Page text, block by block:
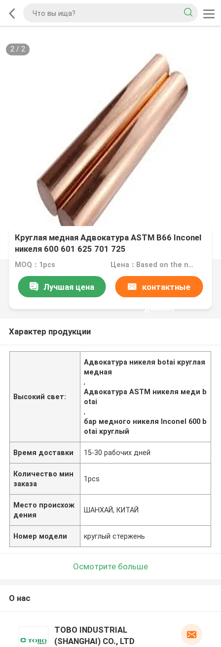
2/ 2
Круглая медная Адвокатура ASTM B66 Inconel
никеля 600 601 625 701 725
MOQ：1pcs Цена：Based on the number
Лучшая цена контактные
данные
Характер продукции
Высокий свет:
Адвокатура никеля botai круглая
медная
,
Адвокатура ASTM никеля меди b
otai
,
бар медного никеля Inconel 600 b
otai круглый
Время доставки 15-30 рабочих дней
Количество мин
заказа
1pcs
Место происхож
дения
ШАНХАЙ, КИТАЙ
Номер модели круглый стержень
Осмотрите больше
О нас
TOBO INDUSTRIAL
(SHANGHAI) CO., LTD